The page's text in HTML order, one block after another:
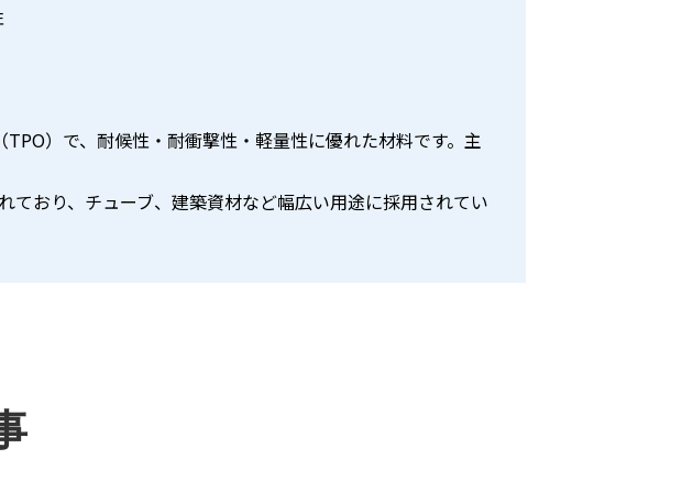
）で、耐候性・耐衝撃性・軽量性に優れた材料です。主
おり、チューブ、建築資材など幅広い用途に採用されてい